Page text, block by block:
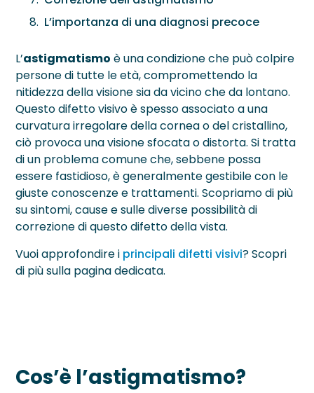
L’importanza di una diagnosi precoce
L’astigmatismo è una condizione che può colpire
persone di tutte le età, compromettendo la
nitidezza della visione sia da vicino che da lontano.
Questo difetto visivo è spesso associato a una
curvatura irregolare della cornea o del cristallino,
ciò provoca una visione sfocata o distorta. Si tratta
di un problema comune che, sebbene possa
essere fastidioso, è generalmente gestibile con le
giuste conoscenze e trattamenti. Scopriamo di più
su sintomi, cause e sulle diverse possibilità di
correzione di questo difetto della vista.
Vuoi approfondire i principali difetti visivi? Scopri
di più sulla pagina dedicata.
Cos’è l’astigmatismo?
Retinopatie ›
Neurite Ottica
OCT – Segmento Posteriore
Pachimetria
Pupillometria
Tonometria
Topografia Corneale